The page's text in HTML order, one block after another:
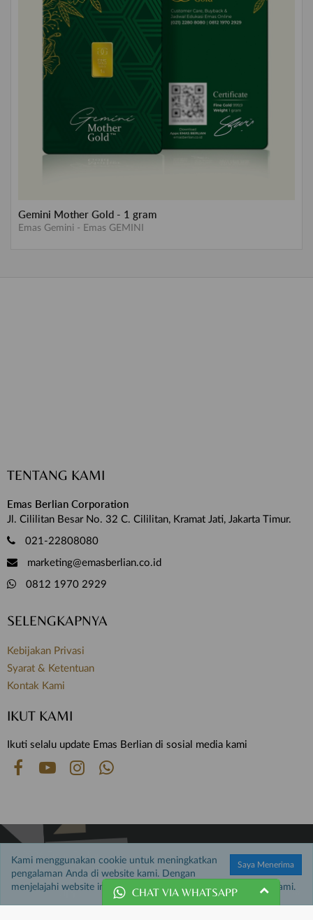
Gemini Mother Gold - 1 gram
Emas Gemini - Emas GEMINI
TENTANG KAMI
Emas Berlian Corporation
Jl. Cililitan Besar No. 32 C. Cililitan, Kramat Jati, Jakarta Timur.
021-22808080
marketing@emasberlian.co.id
0812 1970 2929
SELENGKAPNYA
Kebijakan Privasi
Syarat & Ketentuan
Kontak Kami
IKUT KAMI
Ikuti selalu update Emas Berlian di sosial media kami
© 2026 Emas Berlian.
Hak Cipta Dilindungi Undang-undang.
Saya Menerima
Kami menggunakan cookie untuk meningkatkan
pengalaman Anda di website kami. Dengan
menjelajahi website ini, Anda menyetujui penggunaan cookie kami.
CHAT VIA WHATSAPP